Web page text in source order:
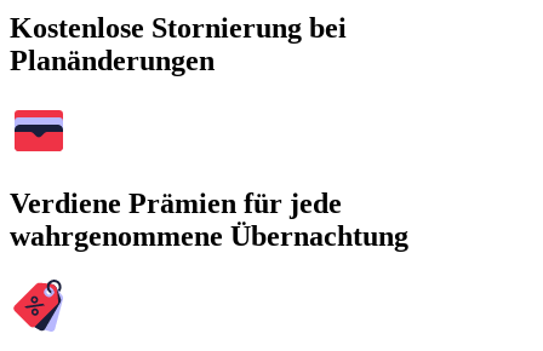
Kostenlose Stornierung bei
Planänderungen
Verdiene Prämien für jede
wahrgenommene Übernachtung